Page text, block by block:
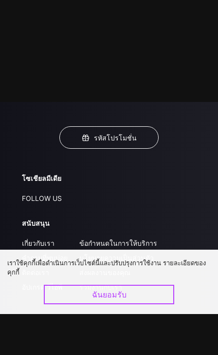
รหัสโปรโมชั่น
โซเชียลมีเดีย
FOLLOW US
สนับสนุน
เกี่ยวกับเรา
คำถามที่พบบ่อย
อัปเกรด วีไอพี
ข้อกำหนดในการให้บริการ
นโยบายความเป็นส่วนตัว
ร่วมงานกับเรา
เราใช้คุกกี้เพื่อดำเนินการเว็บไซต์นี้และปรับปรุงการใช้งาน รายละเอียดของ
คุกกี้
ฉันยอมรับ